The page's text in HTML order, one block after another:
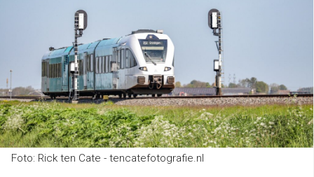
Foto: Rick ten Cate - tencatefotografie.nl